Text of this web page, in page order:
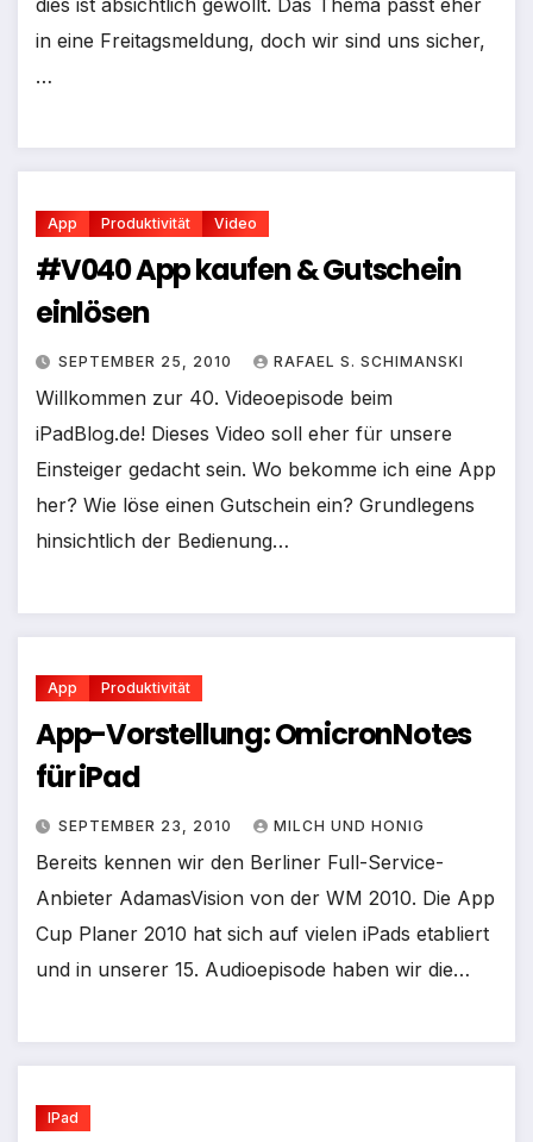
in eine Freitagsmeldung, doch wir sind uns sicher,
…
App Produktivität Video
#V040 App kaufen & Gutschein
einlösen
SEPTEMBER 25, 2010 RAFAEL S. SCHIMANSKI
Willkommen zur 40. Videoepisode beim
iPadBlog.de! Dieses Video soll eher für unsere
Einsteiger gedacht sein. Wo bekomme ich eine App
her? Wie löse einen Gutschein ein? Grundlegens
hinsichtlich der Bedienung…
App Produktivität
App-Vorstellung: OmicronNotes
für iPad
SEPTEMBER 23, 2010 MILCH UND HONIG
Bereits kennen wir den Berliner Full-Service-
Anbieter AdamasVision von der WM 2010. Die App
Cup Planer 2010 hat sich auf vielen iPads etabliert
und in unserer 15. Audioepisode haben wir die…
IPad